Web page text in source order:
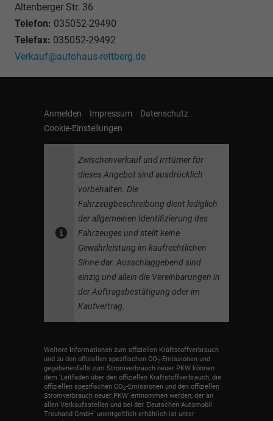
Altenberger Str. 36
Telefon: 035052-29490
Telefax: 035052-29492
Verkauf@autohaus-rettberg.de
Anmelden Impressum
Datenschutz
Cookie-Einstellungen
Zwischenverkauf und Irrtümer für
dieses Angebot sind ausdrücklich
vorbehalten. Die
Fahrzeugbeschreibung dient lediglich
der allgemeinen Identifizierung des
Fahrzeuges und stellt keine
Gewährleistung im kaufrechtlichen
Sinne dar. Ausschlaggebend sind
einzig und allein die Vereinbarungen in
der Auftragsbestätigung oder im
Kaufvertrag.
Weitere Informationen zum offiziellen Kraftstoffverbrauch
und zu den offiziellen spezifischen CO2-Emissionen und
gegebenenfalls zum Stromverbrauch neuer PKW können
dem 'Leitfaden über den offiziellen Kraftstoffverbrauch, die
offiziellen spezifischen CO2-Emissionen und den offiziellen
Stromverbrauch neuer PKW' entnommen werden, der an
allen Verkaufsstellen und bei der 'Deutschen Automobil
Treuhand GmbH' unentgeltlich erhältlich ist unter